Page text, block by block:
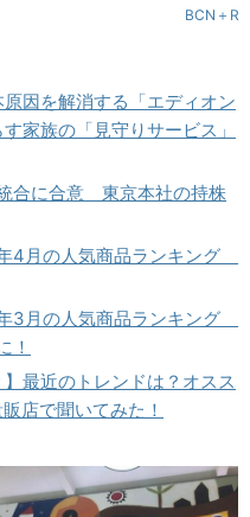
BCN＋R
因を解消する「エディオン
家族の「見守りサービス」
合に合意 東京本社の持株
4月の人気商品ランキング
3月の人気商品ランキング
！
】最近のトレンドは？オスス
店で聞いてみた！